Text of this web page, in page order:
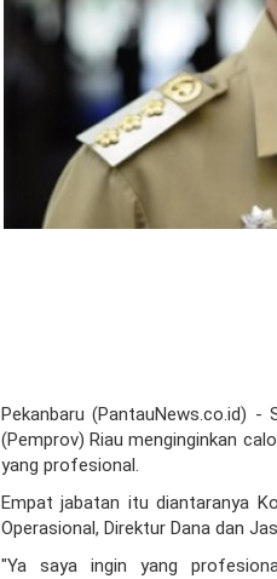
Pekanbaru (PantauNews.co.id) -
(Pemprov) Riau menginginkan
yang profesional.
Empat jabatan itu diantaranya
Operasional, Direktur Dana dan
"Ya saya ingin yang